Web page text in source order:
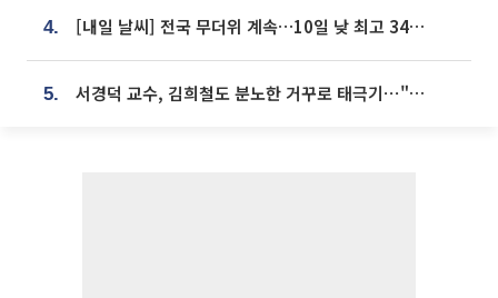
4. [내일 날씨] 전국 무더위 계속…10일 낮 최고 34도 육박
5. 서경덕 교수, 김희철도 분노한 거꾸로 태극기⋯"엉터리는 아냐, 아쉬울 뿐"